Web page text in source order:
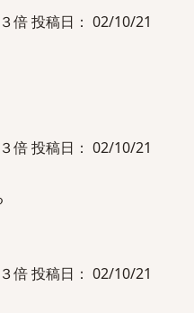
倍 投稿日： 02/10/21
倍 投稿日： 02/10/21
倍 投稿日： 02/10/21